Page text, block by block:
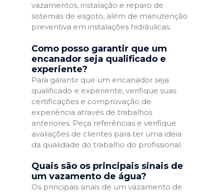
vazamentos, instalação e reparo de
sistemas de esgoto, além de manutenção
preventiva em instalações hidráulicas.
Como posso garantir que um
encanador seja qualificado e
experiente?
Para garantir que um encanador seja
qualificado e experiente, verifique suas
certificações e comprovação de
experiência através de trabalhos
anteriores. Peça referências e verifique
avaliações de clientes para ter uma ideia
da qualidade do trabalho do profissional.
Quais são os principais sinais de
um vazamento de água?
Os principais sinais de um vazamento de